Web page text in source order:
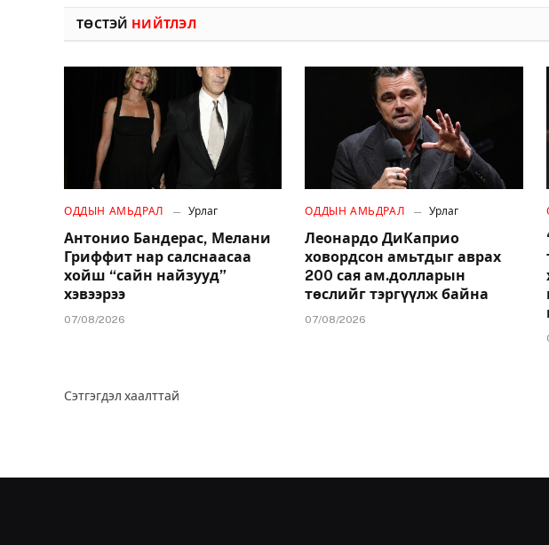
ТӨСТЭЙ НИЙТЛЭЛ
ОДДЫН АМЬДРАЛ Урлаг
Антонио Бандерас, Мелани
Гриффит нар салснаасаа
хойш “сайн найзууд”
хэвээрээ
07/08/2026
ОДДЫН АМЬДРАЛ Урлаг
Леонардо ДиКаприо
ховордсон амьтдыг аврах
200 сая ам.долларын
төслийг тэргүүлж байна
07/08/2026
Сэтгэгдэл хаалттай